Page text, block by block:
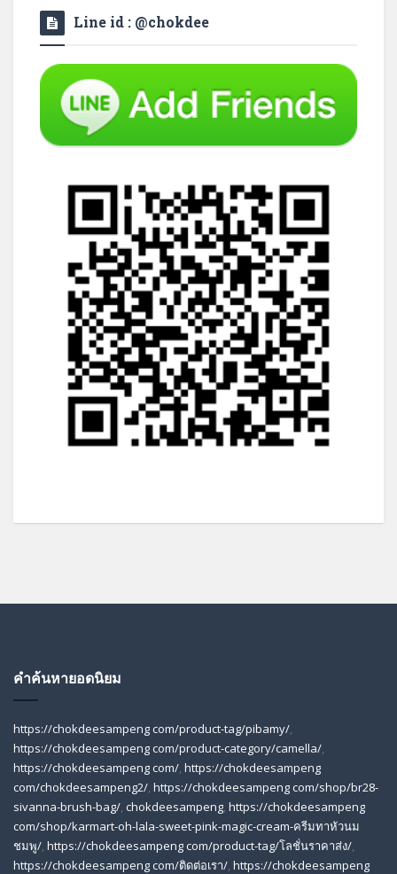
Line id : @chokdee
คำค้นหายอดนิยม
https://chokdeesampeng com/product-tag/pibamy/,
https://chokdeesampeng com/product-category/camella/,
https://chokdeesampeng com/, https://chokdeesampeng
com/chokdeesampeng2/, https://chokdeesampeng com/shop/br28-
sivanna-brush-bag/, chokdeesampeng, https://chokdeesampeng
com/shop/karmart-oh-lala-sweet-pink-magic-cream-ครีมทาหัวนม
ชมพู/, https://chokdeesampeng com/product-tag/โลชั่นราคาส่ง/,
https://chokdeesampeng com/ติดต่อเรา/, https://chokdeesampeng